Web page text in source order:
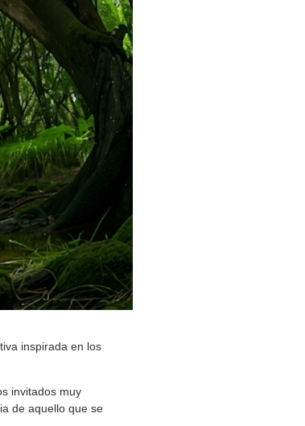
inspirada en los
invitados muy
de aquello que se